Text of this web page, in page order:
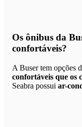
Os ônibus da
confortáveis?
A Buser tem opções
confortáveis que os
Seabra possui ar-